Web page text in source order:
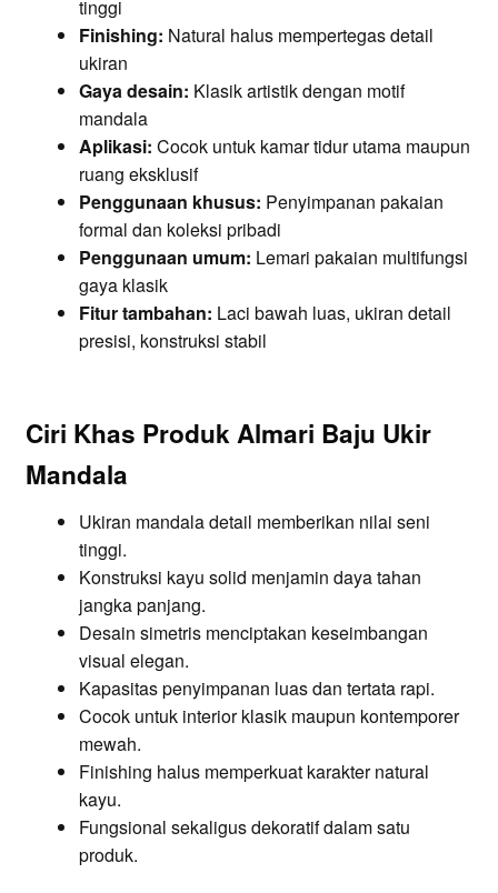
tinggi
Finishing: Natural halus mempertegas detail
ukiran
Gaya desain: Klasik artistik dengan motif
mandala
Aplikasi: Cocok untuk kamar tidur utama maupun
ruang eksklusif
Penggunaan khusus: Penyimpanan pakaian
formal dan koleksi pribadi
Penggunaan umum: Lemari pakaian multifungsi
gaya klasik
Fitur tambahan: Laci bawah luas, ukiran detail
presisi, konstruksi stabil
Ciri Khas Produk Almari Baju Ukir
Mandala
Ukiran mandala detail memberikan nilai seni
tinggi.
Konstruksi kayu solid menjamin daya tahan
jangka panjang.
Desain simetris menciptakan keseimbangan
visual elegan.
Kapasitas penyimpanan luas dan tertata rapi.
Cocok untuk interior klasik maupun kontemporer
mewah.
Finishing halus memperkuat karakter natural
kayu.
Fungsional sekaligus dekoratif dalam satu
produk.